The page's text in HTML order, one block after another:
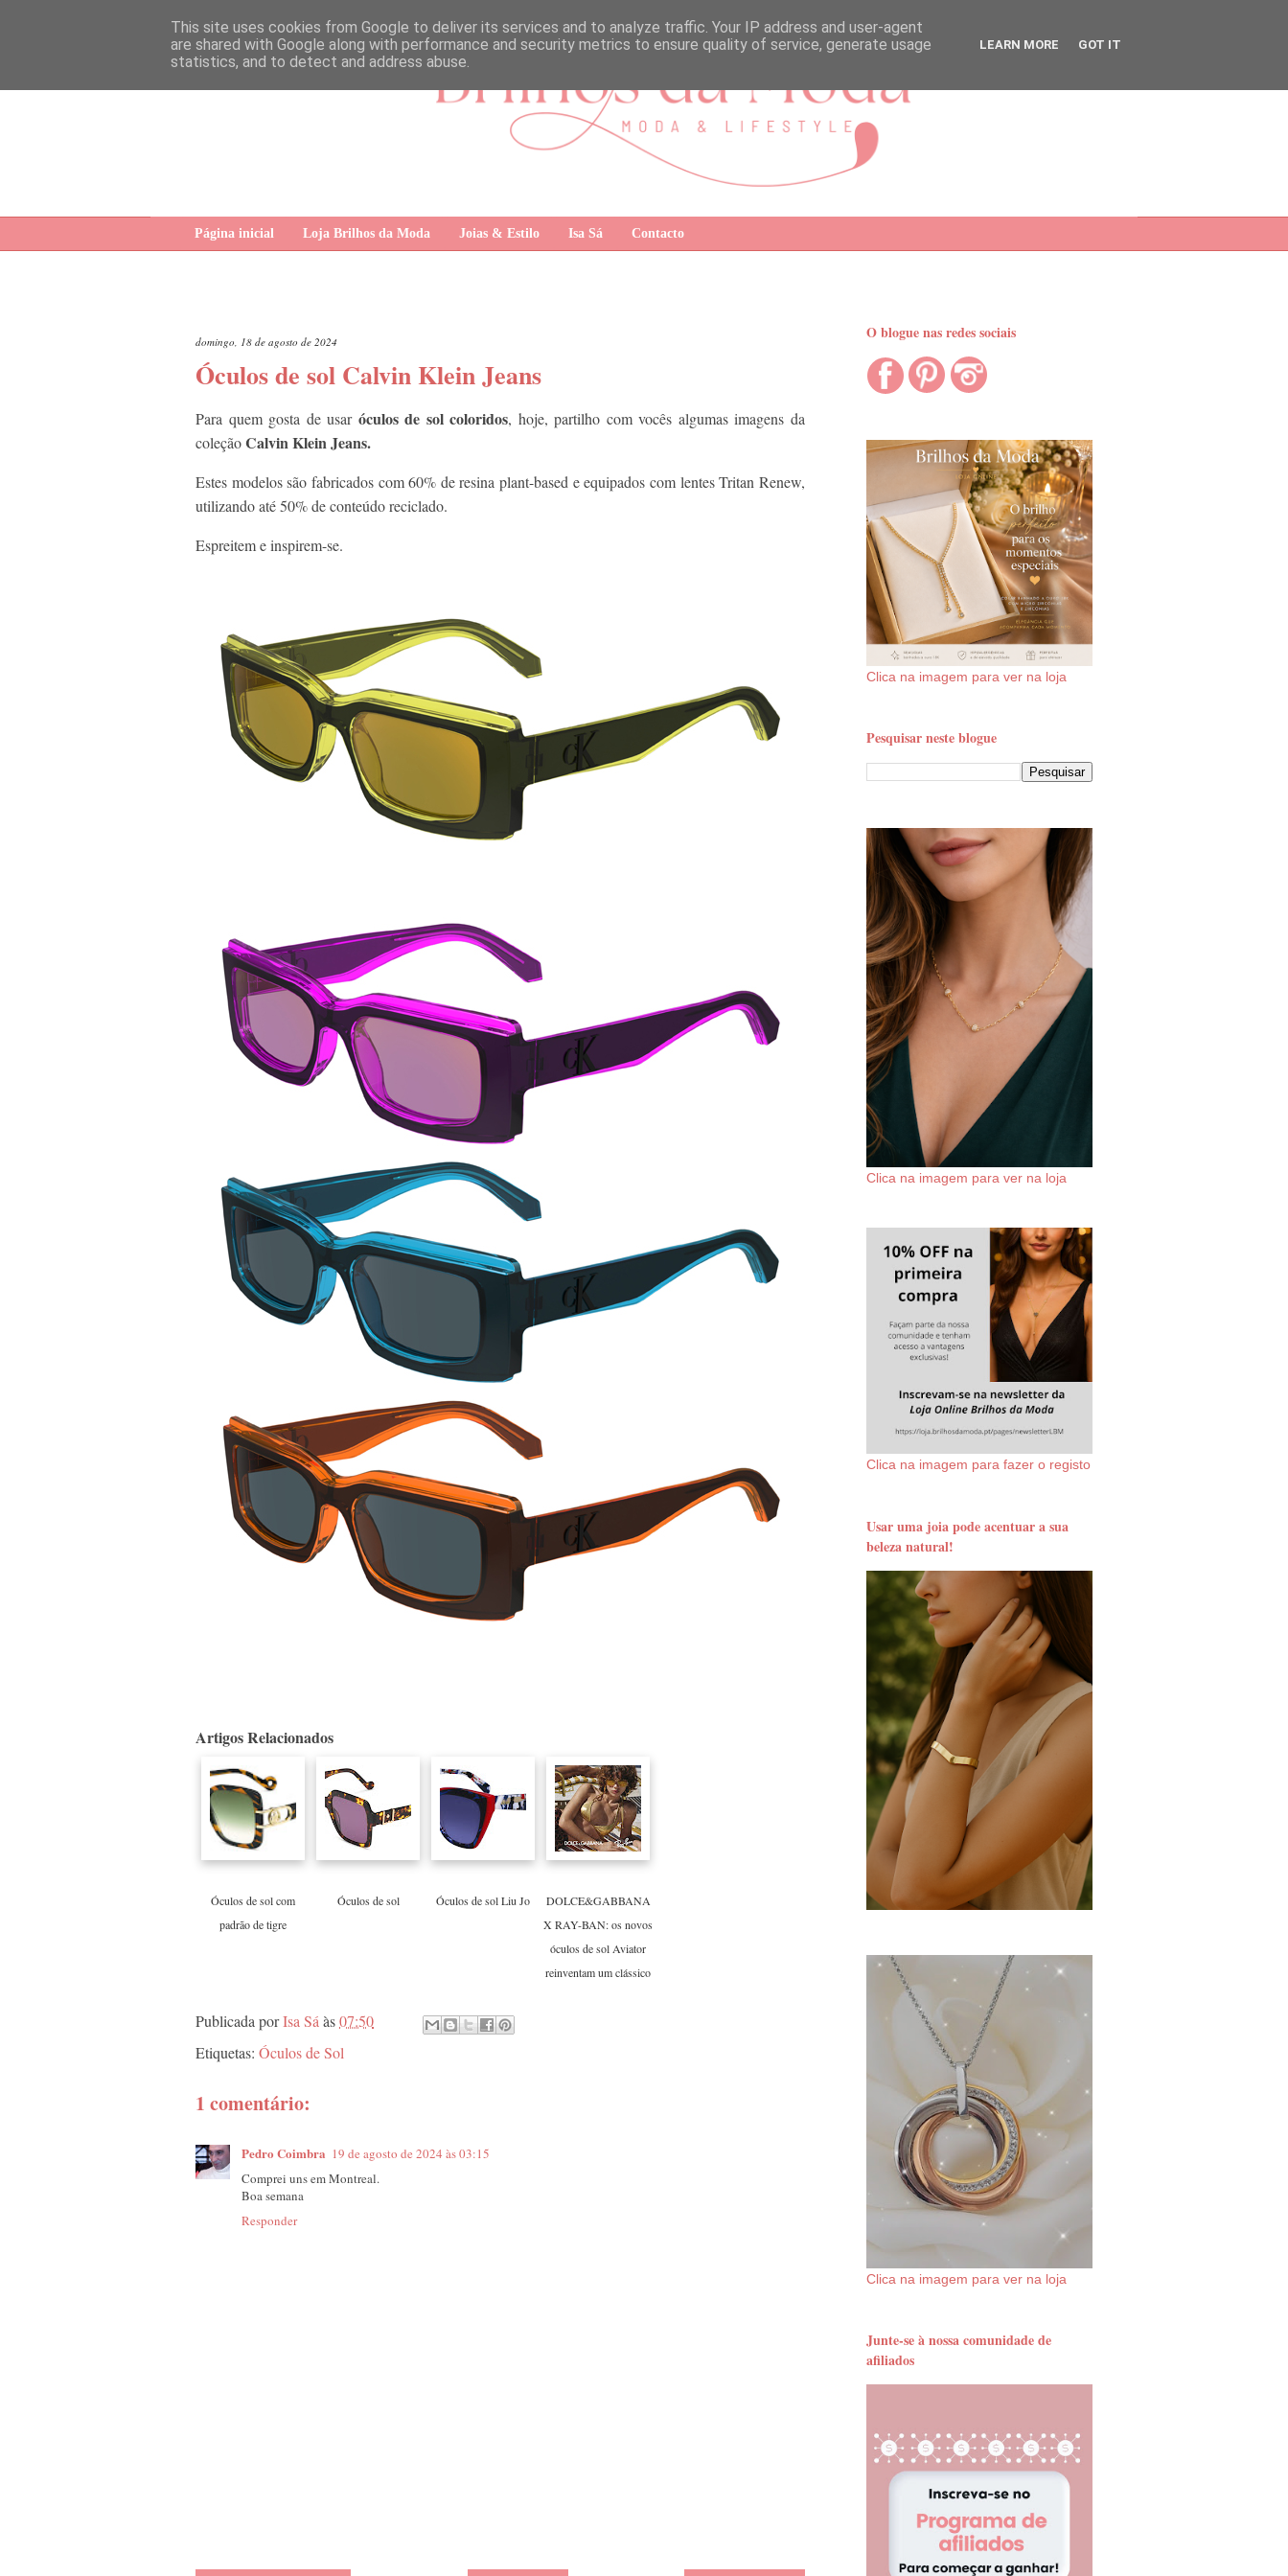
Página inicial Loja Brilhos da Moda Joias & Estilo Isa Sá Contacto
domingo, 18 de agosto de 2024
Óculos de sol Calvin Klein Jeans
Para quem gosta de usar óculos de sol coloridos, hoje, partilho com vocês algumas imagens da
coleçãoCalvin Klein Jeans.
Estes modelos são fabricados com 60% de resina plant-based e equipados com lentes Tritan Renew,
utilizando até 50% de conteúdo reciclado.
Espreitem e inspirem-se.
Artigos Relacionados
Óculos de sol com
padrão de tigre
Óculos de sol Óculos de sol Liu Jo
DOLCE&GABBANA
X RAY-BAN: os novos
óculos de sol Aviator
reinventam um clássico
Publicada porIsa Sá às07:50
Etiquetas: Óculos de Sol
1 comentário:
Pedro Coimbra 19 de agosto de 2024 às 03:15
Comprei uns em Montreal.
Boa semana
Responder
O blogue nas redes sociais
Clica na imagem para ver na loja
Pesquisar neste blogue
Clica na imagem para ver na loja
Clica na imagem para fazer o registo
Usar uma joia pode acentuar a sua
beleza natural!
Clica na imagem para ver na loja
Junte-se à nossa comunidade de
afiliados
This site uses cookies from Google to deliver its services and to analyze traffic. Your IP address and user-agent
are shared with Google along with performance and security metrics to ensure quality of service, generate usage
statistics, and to detect and address abuse.
LEARN MORE GOT IT